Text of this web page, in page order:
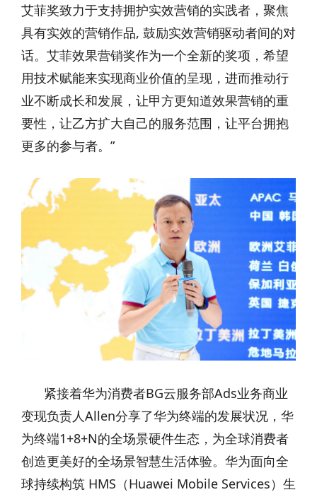
艾菲奖致力于支持拥护实效营销的实践者，聚焦
具有实效的营销作品, 鼓励实效营销驱动者间的对
话。艾菲效果营销奖作为一个全新的奖项，希望
用技术赋能来实现商业价值的呈现，进而推动行
业不断成长和发展，让甲方更知道效果营销的重
要性，让乙方扩大自己的服务范围，让平台拥抱
更多的参与者。”
紧接着华为消费者BG云服务部Ads业务商业
变现负责人Allen分享了华为终端的发展状况，华
为终端1+8+N的全场景硬件生态，为全球消费者
创造更美好的全场景智慧生活体验。华为面向全
球持续构筑 HMS（Huawei Mobile Services）生